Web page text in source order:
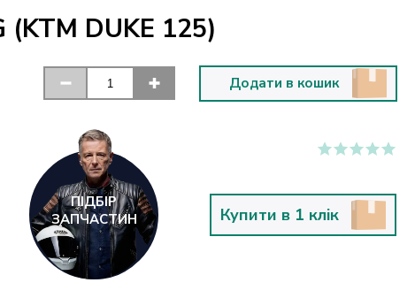
DUKE 125)
Додати в кошик
ПІДБІР
ЗАПЧАСТИН
Купити в 1 клік